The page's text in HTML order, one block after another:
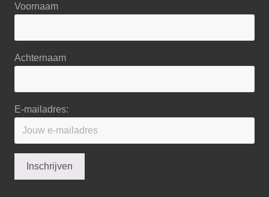
Voornaam
Achternaam
E-mailadres: